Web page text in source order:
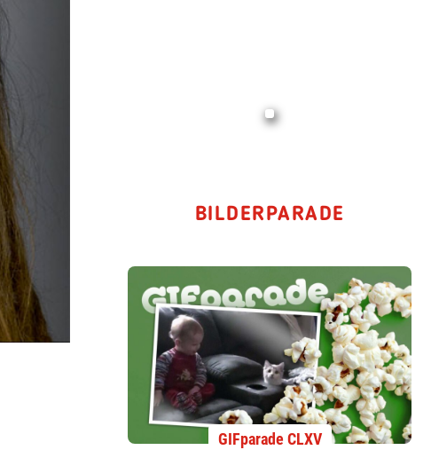
BILDERPARADE
GIFparade CLXV